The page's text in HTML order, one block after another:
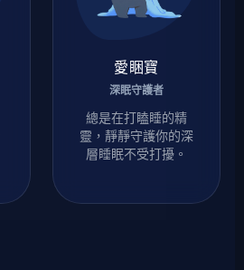
愛睏寶
深眠守護者
總是在打瞌睡的精
靈，靜靜守護你的深
層睡眠不受打擾。